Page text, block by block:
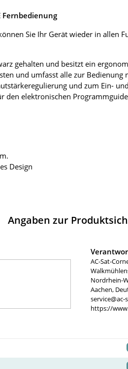
Fernbedienung
Sie Ihr Gerät wieder in allen
gehalten und besitzt ein
und umfasst alle zur
und zum Ein-
den elektronischen Programmguide
Design
Angaben zur
AC-Sat-
Nordrhein-
Aachen,
https://